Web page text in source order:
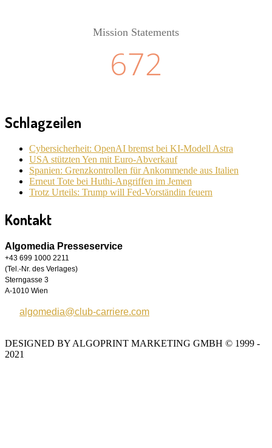
Mission Statements
672
Schlagzeilen
Cybersicherheit: OpenAI bremst bei KI-Modell Astra
USA stützten Yen mit Euro-Abverkauf
Spanien: Grenzkontrollen für Ankommende aus Italien
Erneut Tote bei Huthi-Angriffen im Jemen
Trotz Urteils: Trump will Fed-Vorständin feuern
Kontakt
Algomedia Presseservice
+43 699 1000 2211
(Tel.-Nr. des Verlages)
Sterngasse 3
A-1010 Wien
algomedia@club-carriere.com
DESIGNED BY ALGOPRINT MARKETING GMBH © 1999 -
2021